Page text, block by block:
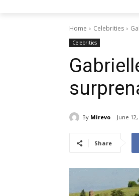
Home Celebrities
Celebrities
By Mirevo June
Share